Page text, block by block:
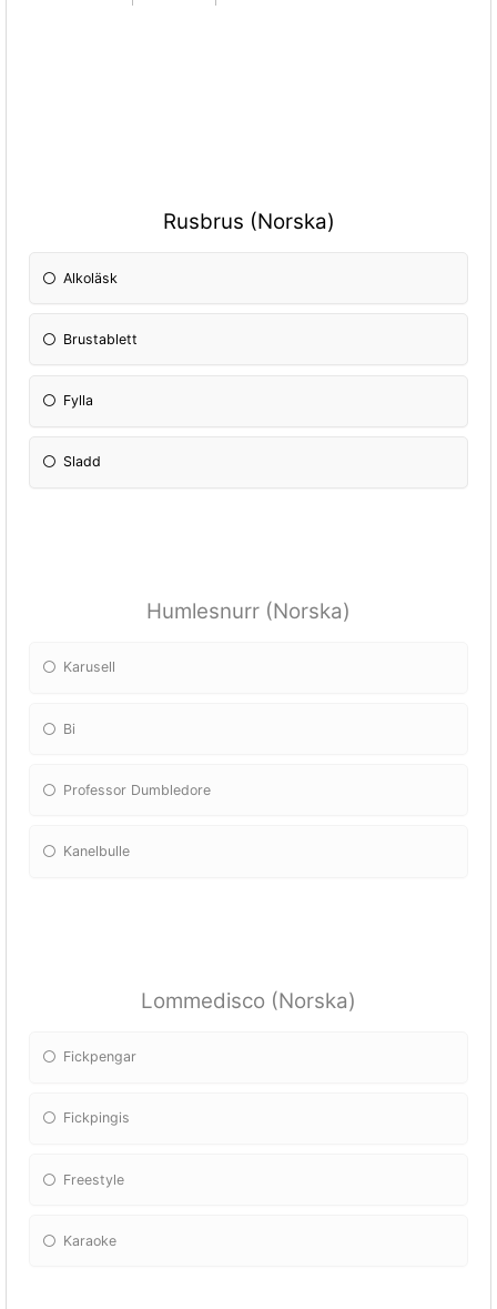
Rusbrus (Norska)
Alkoläsk
Brustablett
Fylla
Sladd
Humlesnurr (Norska)
Karusell
Bi
Professor Dumbledore
Kanelbulle
Lommedisco (Norska)
Fickpengar
Fickpingis
Freestyle
Karaoke